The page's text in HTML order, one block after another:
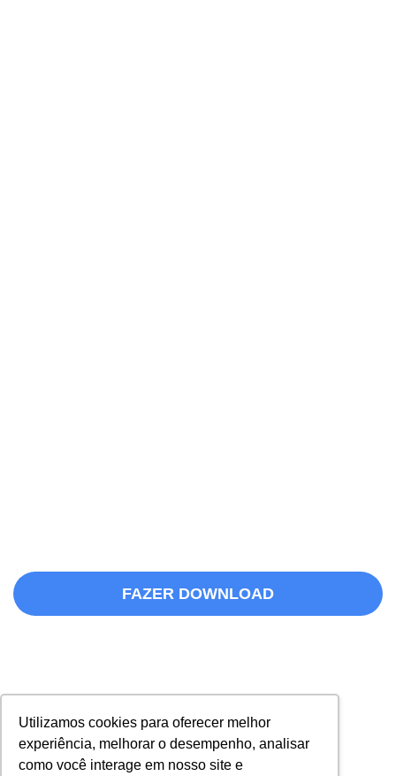
Utilizamos cookies para oferecer melhor
experiência, melhorar o desempenho, analisar
como você interage em nosso site e
FAZER DOWNLOAD